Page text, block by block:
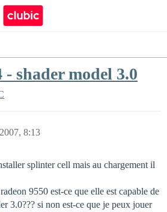
shader model 3.0
8:13
splinter cell mais au chargement il
9550 est-ce que elle est capable de
3.0??? si non est-ce que je peux jouer